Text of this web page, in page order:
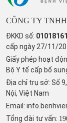
CÔNG TY
ĐKKD số:
cấp ngày 27/11/
Giấy phép hoạt
Bộ Y tế cấp bổ
Địa chỉ trụ sở: Số
Nội, Việt Nam
Email:
Tổng đài tư vấn: